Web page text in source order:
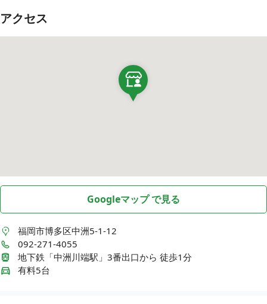
アクセス
Googleマップ で見る
福岡市博多区中洲5-1-12
092-271-4055
地下鉄「中洲川端駅」3番出口から 徒歩1分
有料5台